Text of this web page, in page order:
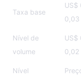
Taxa base
US$
0,03
Nível de
volume
US$
0,02
Nível